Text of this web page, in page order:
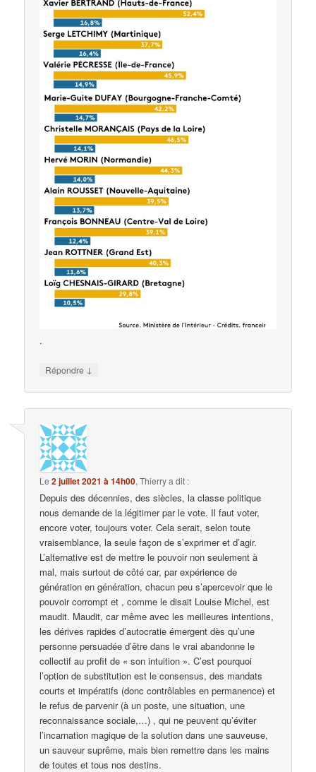
.
Répondre ↓
Le2 juillet 2021 à 14h00,Thierrya dit :
Depuis des décennies, des siècles, la classe politique
nous demande de la légitimer par le vote. Il faut voter,
encore voter, toujours voter. Cela serait, selon toute
vraisemblance, la seule façon de s’exprimer et d’agir.
L’alternative est de mettre le pouvoir non seulement à
mal, mais surtout de côté car, par expérience de
génération en génération, chacun peu s’apercevoir que le
pouvoir corrompt et , comme le disait Louise Michel, est
maudit. Maudit, car même avec les meilleures intentions,
les dérives rapides d’autocratie émergent dès qu’une
personne persuadée d’être dans le vrai abandonne le
collectif au profit de « son intuition ». C’est pourquoi
l’option de substitution est le consensus, des mandats
courts et impératifs (donc contrôlables en permanence) et
le refus de parvenir (à un poste, une situation, une
reconnaissance sociale,…) , qui ne peuvent qu’éviter
l’incarnation magique de la solution dans une sauveuse,
un sauveur suprême, mais bien remettre dans les mains
de toutes et tous nos destins.